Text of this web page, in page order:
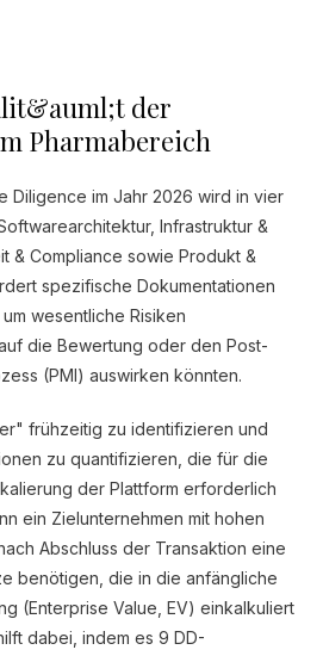
der
Pharmabereich
Diligence im Jahr 2026 wird in vier
Infrastruktur &
& Compliance sowie Produkt &
spezifische Dokumentationen
wesentliche Risiken
die Bewertung oder den Post-
(PMI) auswirken könnten.
frühzeitig zu identifizieren und
zu quantifizieren, die für die
der Plattform erforderlich
ein Zielunternehmen mit hohen
Abschluss der Transaktion eine
benötigen, die in die anfängliche
(Enterprise Value, EV) einkalkuliert
dabei, indem es 9 DD-